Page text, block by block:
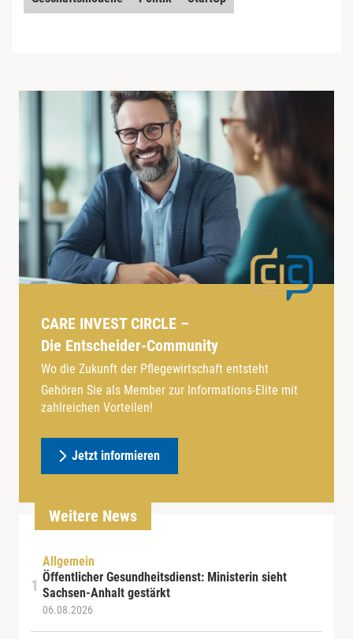
CARE INVEST CIRCLE –
Die Entscheider-Community
Wo die Zukunft der Pflegewirtschaft entsteht
Gehören Sie als Member zur Informations-Elite mit
zahlreichen Vorteilen!
Jetzt informieren
Weitere News
Allgemein
Öffentlicher Gesundheitsdienst: Ministerin sieht
Sachsen-Anhalt gestärkt
06.08.2026